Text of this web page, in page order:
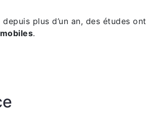
plus d’un an, des études
.